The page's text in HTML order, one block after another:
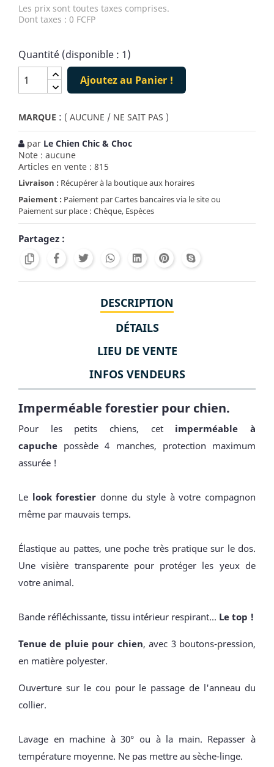
Les prix sont toutes taxes comprises.
Dont taxes : 0 FCFP
Quantité (disponible : 1)
Ajoutez au Panier !
MARQUE : ( AUCUNE / NE SAIT PAS )
par Le Chien Chic & Choc
Note : aucune
Articles en vente : 815
Livraison : Récupérer à la boutique aux horaires
Paiement : Paiement par Cartes bancaires via le site ou
Paiement sur place : Chèque, Espèces
Partagez :
DESCRIPTION
DÉTAILS
LIEU DE VENTE
INFOS VENDEURS
Imperméable forestier pour chien.
Pour les petits chiens, cet imperméable à
capuche possède 4 manches, protection maximum
assurée !
Le look forestier donne du style à votre compagnon
même par mauvais temps.
Élastique au pattes, une poche très pratique sur le dos.
Une visière transparente pour protéger les yeux de
votre animal.
Bande réfléchissante, tissu intérieur respirant... Le top !
Tenue de pluie pour chien, avec 3 boutons-pression,
en matière polyester.
Ouverture sur le cou pour le passage de l'anneau du
collier.
Lavage en machine à 30° ou à la main. Repasser à
température moyenne. Ne pas mettre au sèche-linge.